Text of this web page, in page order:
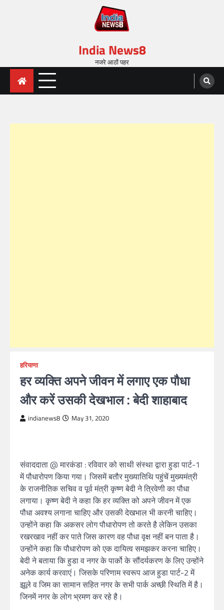
India News8
नजरे आठों पहर
हरियाणा
हर व्यक्ति अपने जीवन में लगाए एक पौधा
और करें उसकी देखभाल : बेदी शाहाबाद
indianews8 May 31, 2020
संवाददाता @ मारकंडा : रविवार को साथी संस्था द्वारा हुडा पार्ट-1
में पौधारोपण किया गया। जिसमें बतौर मुख्यातिथि पहुंचें मुख्यमंत्री
के राजनीतिक सचिव व पूर्व मंत्री कृष्ण बेदी ने त्रिवेणी का पौधा
लगाया। कृष्ण बेदी ने कहा कि हर व्यक्ति को अपने जीवन में एक
पौधा अवश्य लगाना चाहिए और उसकी देखभाल भी करनी चाहिए।
उन्होंने कहा कि अकसर लोग पौधारोपण तो करते है लेकिन उसका
रखरखाव नहीं कर पाते जिस कारण वह पौधा वृक्ष नहीं बन पाता है।
उन्होंने कहा कि पौधारोपण को एक दायित्व समझकर करना चाहिए।
बेदी ने बताया कि हुडा व नगर के पार्को के सौंदर्यकरण के लिए उन्होंने
अनेक कार्य करवाएं। जिसके परिणाम स्वरूप आज हुडा पार्ट-2 में
झूले व जिम का सामान सहित नगर के सभी पार्क अच्छी स्थिति में है।
जिनमें नगर के लोग भ्रमण कर रहे है।